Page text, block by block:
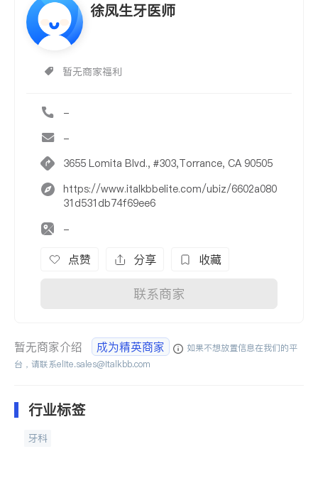
徐凤生牙医师
暂无商家福利
-
-
3655 Lomita Blvd., #303,Torrance, CA 90505
https://www.italkbbelite.com/ubiz/6602a080
31d531db74f69ee6
-
点赞 分享 收藏
联系商家
暂无商家介绍 成为精英商家
如果不想放置信息在我们的平
台，请联系elite.sales@italkbb.com
行业标签
牙科